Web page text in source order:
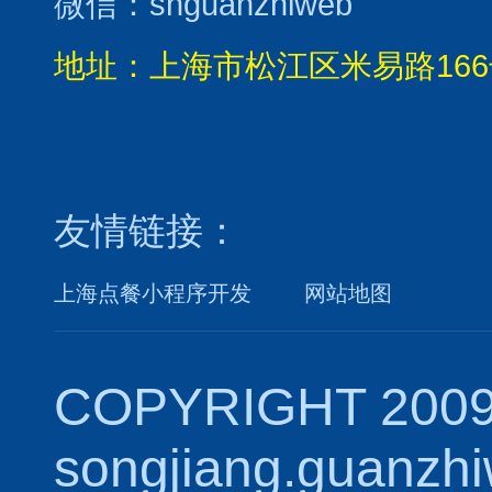
地址：上海市松江区米易路
友情链接：
上海点餐小程序开发 网站地图
COPYRIGHT